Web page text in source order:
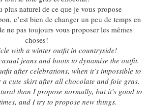
plus naturel de ce que je vous propose
c’est bien de changer un peu de temps en
ne pas toujours vous proposer les mêmes
choses!
with a winter outfit in countryside!
jeans and boots to dynamise the outfit.
after celebrations, when it’s impossible to
a cute skirt after all chocolate and foie gras.
than I propose normally, but it’s good to
and I try to propose new things.